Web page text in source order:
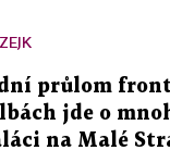
průlom
jde o
na Malé